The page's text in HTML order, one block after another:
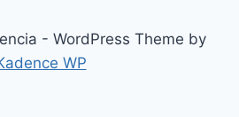
- WordPress Theme by
WP